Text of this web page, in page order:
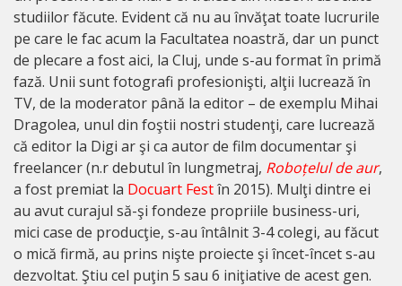
studiilor făcute. Evident că nu au învăţat toate lucrurile
pe care le fac acum la Facultatea noastră, dar un punct
de plecare a fost aici, la Cluj, unde s-au format în primă
fază. Unii sunt fotografi profesionişti, alţii lucrează în
TV, de la moderator până la editor – de exemplu Mihai
Dragolea, unul din foştii nostri studenţi, care lucrează
că editor la Digi ar şi ca autor de film documentar şi
freelancer (n.r debutul în lungmetraj, Roboțelul de aur,
a fost premiat la Docuart Festîn 2015). Mulţi dintre ei
au avut curajul să-şi fondeze propriile business-uri,
mici case de producţie, s-au întâlnit 3-4 colegi, au făcut
o mică firmă, au prins nişte proiecte şi încet-încet s-au
dezvoltat. Ştiu cel puţin 5 sau 6 iniţiative de acest gen.